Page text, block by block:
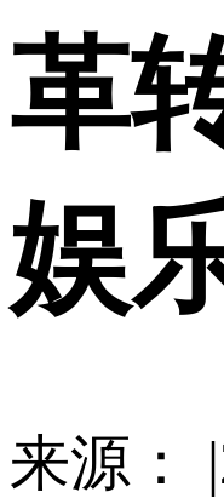
革
娱
来源：